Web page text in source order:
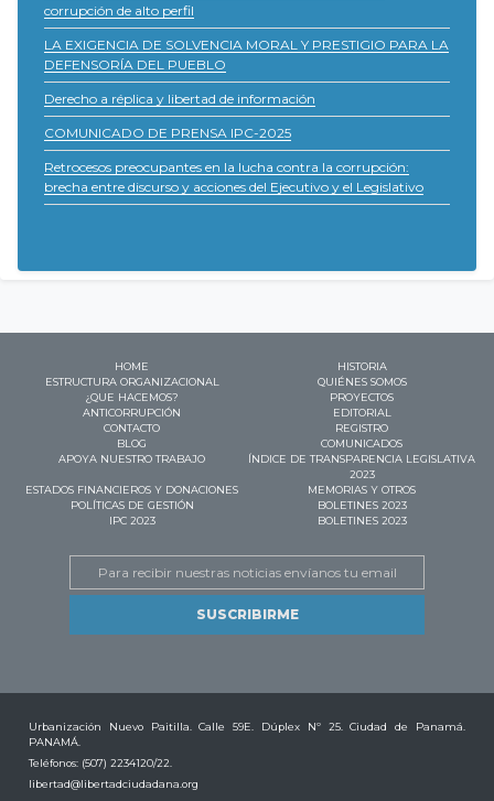
corrupción de alto perfil
LA EXIGENCIA DE SOLVENCIA MORAL Y PRESTIGIO PARA LA
DEFENSORÍA DEL PUEBLO
Derecho a réplica y libertad de información
COMUNICADO DE PRENSA IPC-2025
Retrocesos preocupantes en la lucha contra la corrupción:
brecha entre discurso y acciones del Ejecutivo y el Legislativo
HOME
HISTORIA
ESTRUCTURA ORGANIZACIONAL
QUIÉNES SOMOS
¿QUE HACEMOS?
PROYECTOS
ANTICORRUPCIÓN
EDITORIAL
CONTACTO
REGISTRO
BLOG
COMUNICADOS
APOYA NUESTRO TRABAJO
ÍNDICE DE TRANSPARENCIA LEGISLATIVA
2023
ESTADOS FINANCIEROS Y DONACIONES
MEMORIAS Y OTROS
POLÍTICAS DE GESTIÓN
BOLETINES 2023
IPC 2023
BOLETINES 2023
Urbanización Nuevo Paitilla. Calle 59E. Dúplex Nº 25. Ciudad de Panamá.
PANAMÁ.
Teléfonos: (507) 2234120/22.
libertad@libertadciudadana.org